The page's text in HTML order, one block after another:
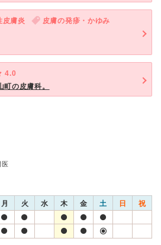
皮膚炎
皮膚の発疹・かゆみ
4.0
の皮膚科。
医
月 火 水 木 金 土 日 祝